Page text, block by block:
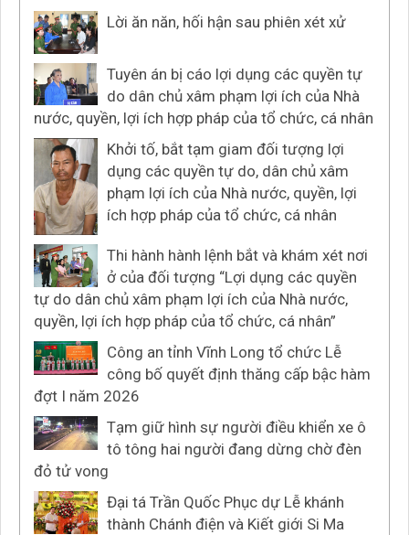
Lời ăn năn, hối hận sau phiên xét xử
Tuyên án bị cáo lợi dụng các quyền tự
do dân chủ xâm phạm lợi ích của Nhà
nước, quyền, lợi ích hợp pháp của tổ chức, cá nhân
Khởi tố, bắt tạm giam đối tượng lợi
dụng các quyền tự do, dân chủ xâm
phạm lợi ích của Nhà nước, quyền, lợi
ích hợp pháp của tổ chức, cá nhân
Thi hành hành lệnh bắt và khám xét nơi
ở của đối tượng “Lợi dụng các quyền
tự do dân chủ xâm phạm lợi ích của Nhà nước,
quyền, lợi ích hợp pháp của tổ chức, cá nhân”
Công an tỉnh Vĩnh Long tổ chức Lễ
công bố quyết định thăng cấp bậc hàm
đợt I năm 2026
Tạm giữ hình sự người điều khiển xe ô
tô tông hai người đang dừng chờ đèn
đỏ tử vong
Đại tá Trần Quốc Phục dự Lễ khánh
thành Chánh điện và Kiết giới Si Ma